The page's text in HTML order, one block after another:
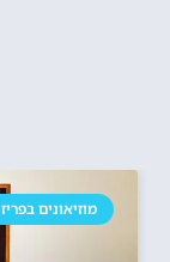
מוזיאונים בפריז